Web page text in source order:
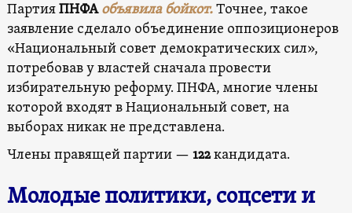
ПартияПНФАобъявила бойкот.Точнее, такое
заявление сделало объединение оппозиционеров
«Национальный совет демократических сил»,
потребовав у властей сначала провести
избирательную реформу. ПНФА, многие члены
которой входят в Национальный совет, на
выборах никак не представлена.
Члены правящей партии — 122кандидата.
Молодые политики, соцсети и